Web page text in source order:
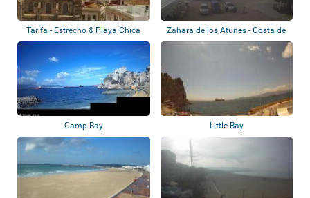
Tarifa - Estrecho & Playa Chica
Zahara de los Atunes - Costa de
la Luz
Camp Bay Little Bay